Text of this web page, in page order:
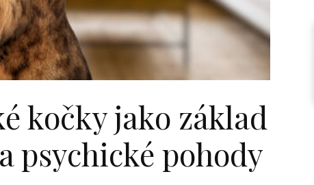
kočky jako základ
psychické pohody